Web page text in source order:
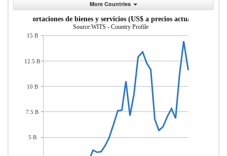
More Countries
Exportaciones de bienes y servicios (US$ a precios actuales)
Source:WITS - Country Profile
15 B
12.5 B
10 B
7.5 B
5 B